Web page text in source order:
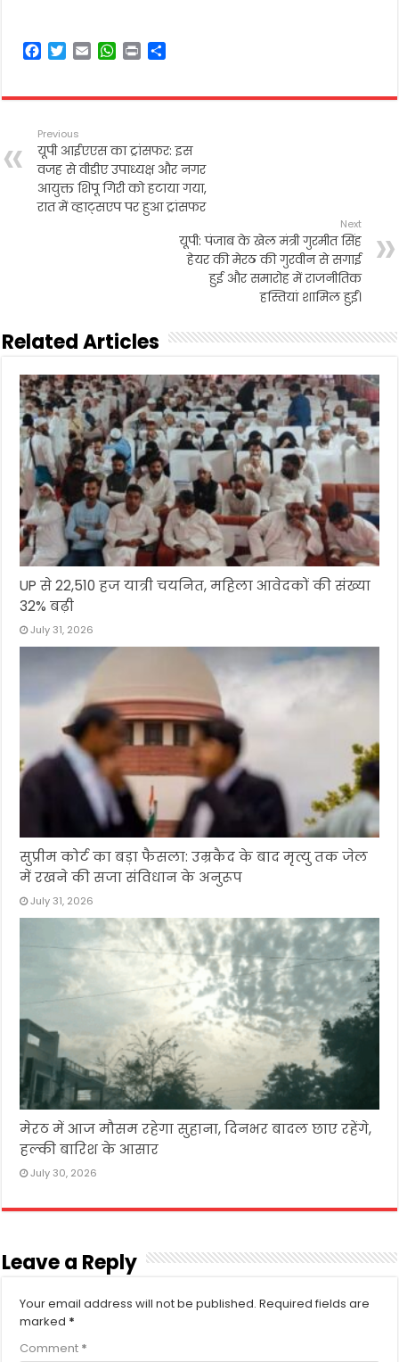
F
e
o
o
k
T
t
e
r
E
i
W
t
p
p
P
n
r
Previous
यूपी आईएएस का ट्रांसफर: इस
वजह से वीडीए उपाध्यक्ष और नगर
आयुक्त शिपू गिरी को हटाया गया,
रात में व्हाट्सएप पर हुआ ट्रांसफर
Next
यूपी: पंजाब के खेल मंत्री गुरमीत सिंह
हेयर की मेरठ की गुरवीन से सगाई
हुई और समारोह में राजनीतिक
हस्तियां शामिल हुईं।
Related Articles
UP से 22,510 हज यात्री चयनित, महिला आवेदकों की संख्या
32% बढ़ी
July 31, 2026
सुप्रीम कोर्ट का बड़ा फैसला: उम्रकैद के बाद मृत्यु तक जेल
में रखने की सजा संविधान के अनुरूप
July 31, 2026
मेरठ में आज मौसम रहेगा सुहाना, दिनभर बादल छाए रहेंगे,
हल्की बारिश के आसार
July 30, 2026
Leave a Reply
Your email address will not be published. Required fields are
marked *
Comment *